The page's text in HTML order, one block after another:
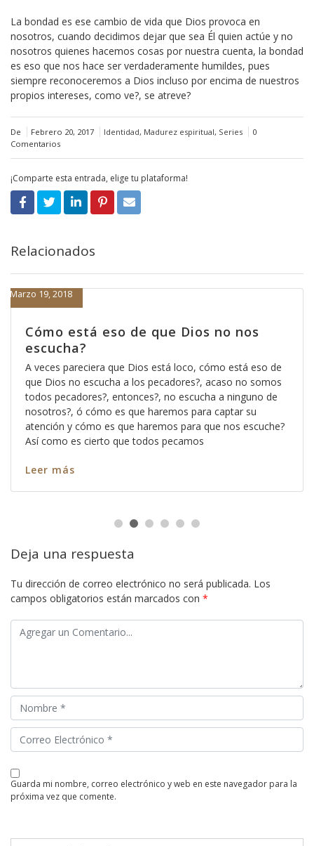
La bondad es ese cambio de vida que Dios provoca en
nosotros, cuando decidimos dejar que sea Él quien actúe y no
nosotros quienes hacemos cosas por nuestra cuenta, la bondad
es eso que nos hace ser verdaderamente humildes, pues
siempre reconoceremos a Dios incluso por encima de nuestros
propios intereses, como ve?, se atreve?
De Febrero 20, 2017 Identidad, Madurez espiritual, Series
0
Comentarios
¡Comparte esta entrada, elige tu plataforma!
Relacionados
Cómo está eso de que Dios no nos
escucha?
Marzo 19, 2018
A veces pareciera que Dios está loco, cómo está eso de
que Dios no escucha a los pecadores?, acaso no somos
todos pecadores?, entonces?, no escucha a ninguno de
nosotros?, ó cómo es que haremos para captar su
atención y cómo es que haremos para que nos escuche?
Así como es cierto que todos pecamos
Leer más
Deja una respuesta
Tu dirección de correo electrónico no será publicada. Los
campos obligatorios están marcados con *
guarda mi nombre, correo electrónico y web en este navegador para la
próxima vez que comente.